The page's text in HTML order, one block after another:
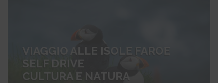
VIAGGIO ALLE ISOLE FAROE
SELF DRIVE
CULTURA E NATURA